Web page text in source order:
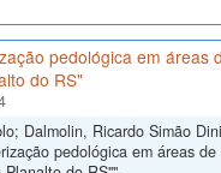
pedológica em áreas
do RS"
Dalmolin, Ricardo Simão
pedológica em áreas